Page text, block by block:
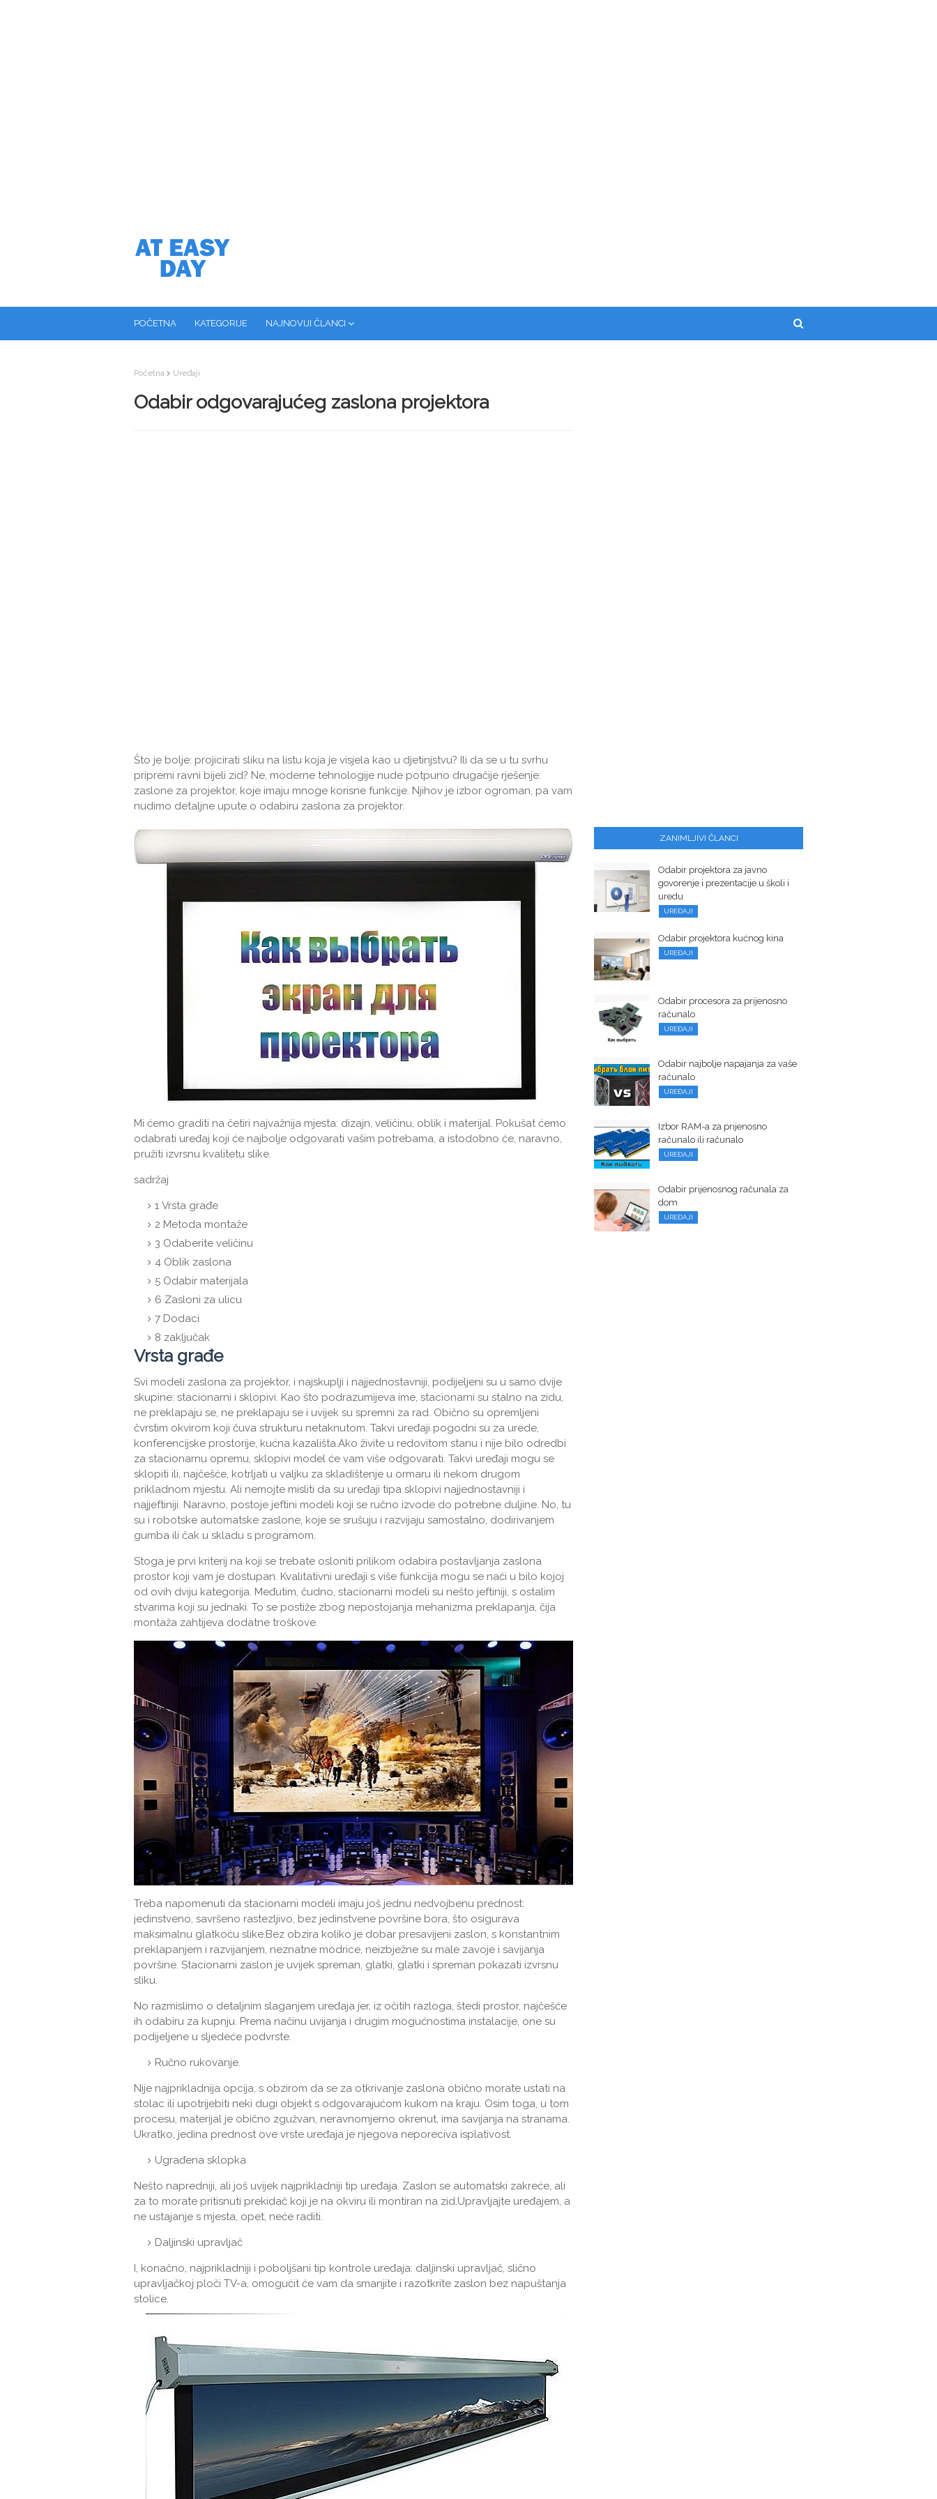
POČETNA KATEGORIJE NAJNOVIJI ČLANCI
Početna Uređaji
Odabir odgovarajućeg zaslona projektora
Što je bolje: projicirati sliku na listu koja je visjela kao u djetinjstvu? Ili da se u tu svrhu
pripremi ravni bijeli zid? Ne, moderne tehnologije nude potpuno drugačije rješenje:
zaslone za projektor, koje imaju mnoge korisne funkcije. Njihov je izbor ogroman, pa vam
nudimo detaljne upute o odabiru zaslona za projektor.
Mi ćemo graditi na četiri najvažnija mjesta: dizajn, veličinu, oblik i materijal. Pokušat ćemo
odabrati uređaj koji će najbolje odgovarati vašim potrebama, a istodobno će, naravno,
pružiti izvrsnu kvalitetu slike.
sadržaj
1 Vrsta građe
2 Metoda montaže
3 Odaberite veličinu
4 Oblik zaslona
5 Odabir materijala
6 Zasloni za ulicu
7 Dodaci
8 zaključak
Vrsta građe
Svi modeli zaslona za projektor, i najskuplji i najjednostavniji, podijeljeni su u samo dvije
skupine: stacionarni i sklopivi. Kao što podrazumijeva ime, stacionarni su stalno na zidu,
ne preklapaju se, ne preklapaju se i uvijek su spremni za rad. Obično su opremljeni
čvrstim okvirom koji čuva strukturu netaknutom. Takvi uređaji pogodni su za urede,
konferencijske prostorije, kućna kazališta.Ako živite u redovitom stanu i nije bilo odredbi
za stacionarnu opremu, sklopivi model će vam više odgovarati. Takvi uređaji mogu se
sklopiti ili, najčešće, kotrljati u valjku za skladištenje u ormaru ili nekom drugom
prikladnom mjestu. Ali nemojte misliti da su uređaji tipa sklopivi najjednostavniji i
najjeftiniji. Naravno, postoje jeftini modeli koji se ručno izvode do potrebne duljine. No, tu
su i robotske automatske zaslone, koje se srušuju i razvijaju samostalno, dodirivanjem
gumba ili čak u skladu s programom.
Stoga je prvi kriterij na koji se trebate osloniti prilikom odabira postavljanja zaslona
prostor koji vam je dostupan. Kvalitativni uređaji s više funkcija mogu se naći u bilo kojoj
od ovih dviju kategorija. Međutim, čudno, stacionarni modeli su nešto jeftiniji, s ostalim
stvarima koji su jednaki. To se postiže zbog nepostojanja mehanizma preklapanja, čija
montaža zahtijeva dodatne troškove.
Treba napomenuti da stacionarni modeli imaju još jednu nedvojbenu prednost:
jedinstveno, savršeno rastezljivo, bez jedinstvene površine bora, što osigurava
maksimalnu glatkoću slike.Bez obzira koliko je dobar presavijeni zaslon, s konstantnim
preklapanjem i razvijanjem, neznatne modrice, neizbježne su male zavoje i savijanja
površine. Stacionarni zaslon je uvijek spreman, glatki, glatki i spreman pokazati izvrsnu
sliku.
No razmislimo o detaljnim slaganjem uređaja jer, iz očitih razloga, štedi prostor, najčešće
ih odabiru za kupnju. Prema načinu uvijanja i drugim mogućnostima instalacije, one su
podijeljene u sljedeće podvrste.
Ručno rukovanje.
Nije najprikladnija opcija, s obzirom da se za otkrivanje zaslona obično morate ustati na
stolac ili upotrijebiti neki dugi objekt s odgovarajućom kukom na kraju. Osim toga, u tom
procesu, materijal je obično zgužvan, neravnomjerno okrenut, ima savijanja na stranama.
Ukratko, jedina prednost ove vrste uređaja je njegova neporeciva isplativost.
Ugrađena sklopka
Nešto napredniji, ali još uvijek najprikladniji tip uređaja. Zaslon se automatski zakreće, ali
za to morate pritisnuti prekidač koji je na okviru ili montiran na zid.Upravljajte uređajem, a
ne ustajanje s mjesta, opet, neće raditi.
Daljinski upravljač
I, konačno, najprikladniji i poboljšani tip kontrole uređaja: daljinski upravljač, slično
upravljačkoj ploči TV-a, omogućit će vam da smanjite i razotkrite zaslon bez napuštanja
stolice.
ZANIMLJIVI ČLANCI
Odabir projektora za javno
govorenje i prezentacije u školi i
uredu
UREĐAJI
Odabir projektora kućnog kina
UREĐAJI
Odabir procesora za prijenosno
računalo
UREĐAJI
Odabir najbolje napajanja za vaše
računalo
UREĐAJI
Izbor RAM-a za prijenosno
računalo ili računalo
UREĐAJI
Odabir prijenosnog računala za
dom
UREĐAJI